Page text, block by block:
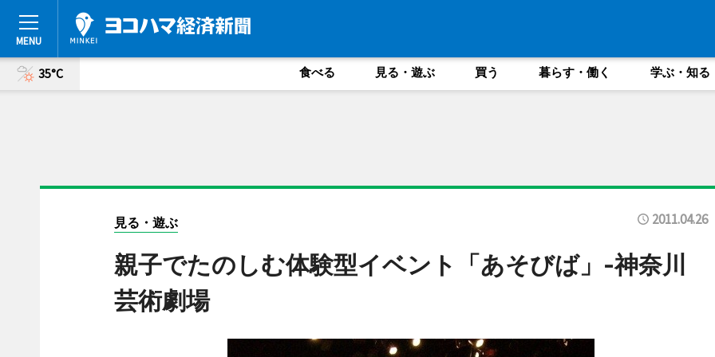
35°C 食べる 見る・遊ぶ 買う 暮らす・働く 学ぶ・知る
見る・遊ぶ 2011.04.26
親子でたのしむ体験型イベント「あそびば」-神奈川
芸術劇場